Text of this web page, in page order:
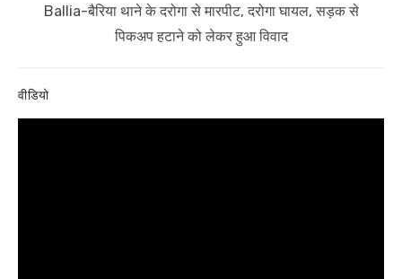
NextBallia-बैरिया थाने के दरोगा से मारपीट, दरोगा घायल, सड़क से
पिकअप हटाने को लेकर हुआ विवाद
वीडियो